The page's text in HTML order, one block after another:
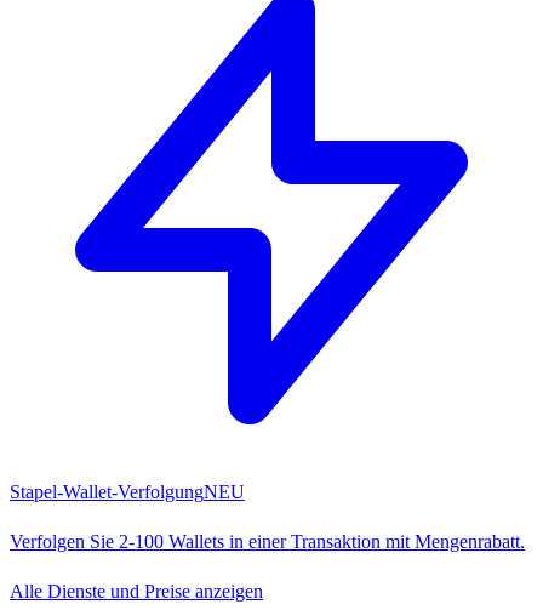
Stapel-Wallet-VerfolgungNEU
Verfolgen Sie 2-100 Wallets in einer Transaktion mit Mengenrabatt.
Alle Dienste und Preise anzeigen